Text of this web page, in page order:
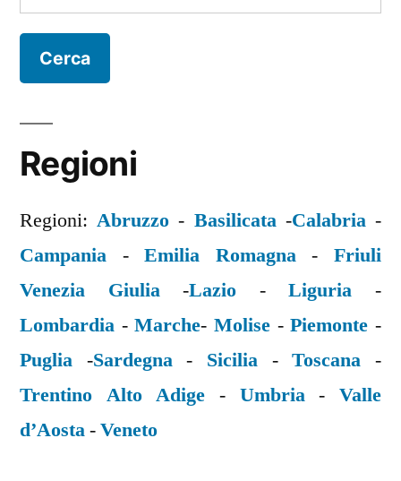
per:
Regioni
Regioni:Abruzzo - Basilicata-Calabria-
Campania -Emilia Romagna-Friuli
Venezia Giulia-Lazio -Liguria -
Lombardia -Marche-Molise -Piemonte -
Puglia -Sardegna- Sicilia -Toscana -
Trentino Alto Adige - Umbria-Valle
d’Aosta-Veneto